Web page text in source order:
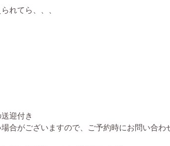
れてら、、、
迎付き
合がございますので、ご予約時にお問い合わ